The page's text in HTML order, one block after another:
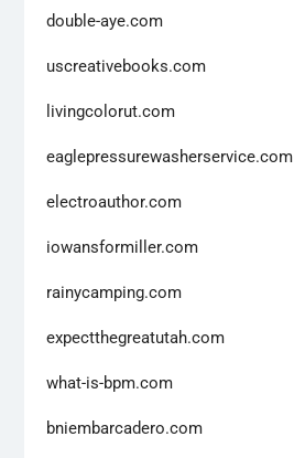
double-aye.com
uscreativebooks.com
livingcolorut.com
eaglepressurewasherservice.com
electroauthor.com
iowansformiller.com
rainycamping.com
expectthegreatutah.com
what-is-bpm.com
bniembarcadero.com